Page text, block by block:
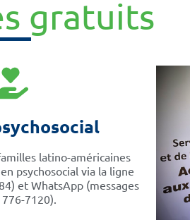
gratuits
latino-américaines
psychosocial via la ligne
et WhatsApp (messages
7120).